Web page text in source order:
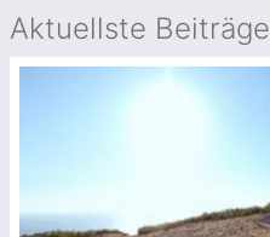
Aktuellste Beiträge